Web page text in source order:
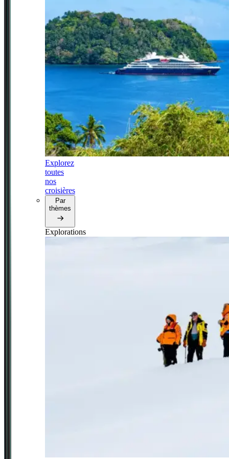
Explorez
toutes
nos
croisières
Par
thèmes
Explorations